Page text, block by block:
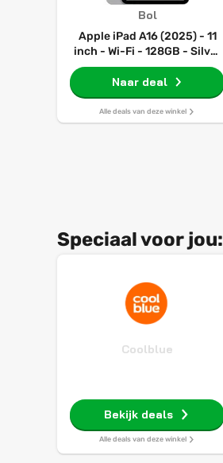
Bol
Apple iPad A16 (2025) - 11
inch - Wi-Fi - 128GB - Silver
- 11e generatie
Naar deal
Alle deals van deze winkel
Speciaal voor jou:
Coolblue
Bekijk deals
Alle deals van deze winkel